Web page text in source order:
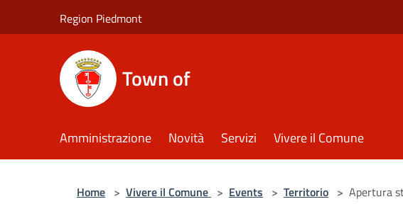
Region Piedmont
Town of
Amministrazione Novità Servizi Vivere il Comune
Home > Vivere il Comune > Events > Territorio > Apertura